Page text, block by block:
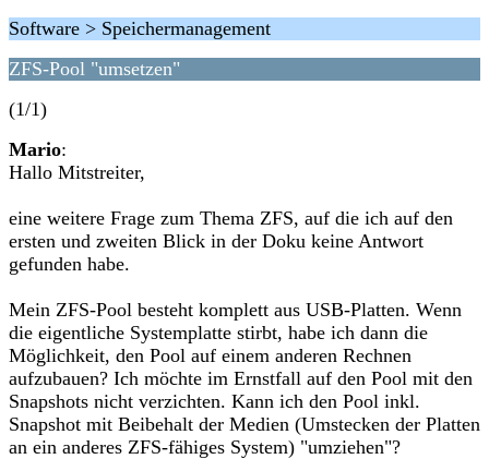
Software > Speichermanagement
ZFS-Pool "umsetzen"
(1/1)
Mario:
Hallo Mitstreiter,
eine weitere Frage zum Thema ZFS, auf die ich auf den
ersten und zweiten Blick in der Doku keine Antwort
gefunden habe.
Mein ZFS-Pool besteht komplett aus USB-Platten. Wenn
die eigentliche Systemplatte stirbt, habe ich dann die
Möglichkeit, den Pool auf einem anderen Rechnen
aufzubauen? Ich möchte im Ernstfall auf den Pool mit den
Snapshots nicht verzichten. Kann ich den Pool inkl.
Snapshot mit Beibehalt der Medien (Umstecken der Platten
an ein anderes ZFS-fähiges System) "umziehen"?